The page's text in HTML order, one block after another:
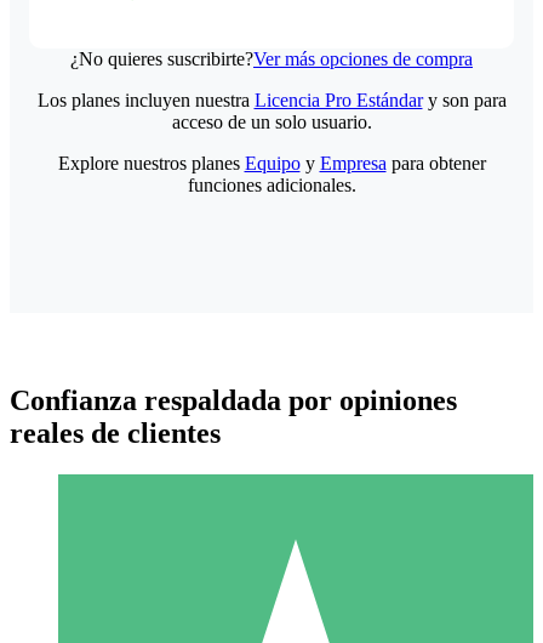
¿No quieres suscribirte?Ver más opciones de compra
Paquetes de Créditos Individuales
Los planes incluyen nuestra Licencia Pro Estándary son para
acceso de un solo usuario.
Explore nuestros planes Equipoy Empresa para obtener
funciones adicionales.
Confianza respaldada por opiniones
reales de clientes